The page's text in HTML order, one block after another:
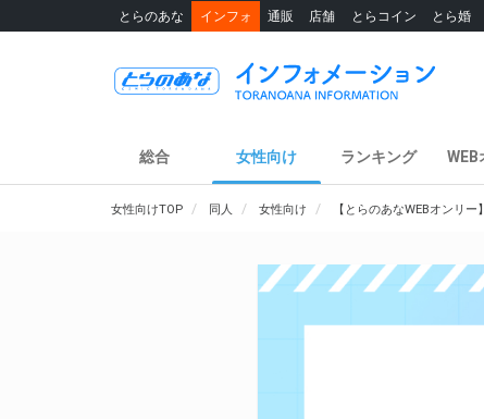
とらのあな インフォ 通販 店舗 とらコイン とら婚
総合 女性向け ランキング WEB
女性向けTOP 同人 女性向け 【とらのあなWEBオンリ